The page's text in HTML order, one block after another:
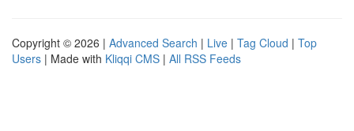
Copyright © 2026 | Advanced Search | Live | Tag Cloud | Top
Users | Made with Kliqqi CMS | All RSS Feeds